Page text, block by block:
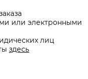
или электронными
лиц
здесь